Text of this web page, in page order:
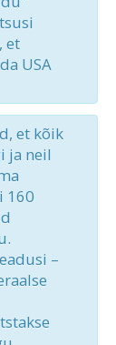
et
USA
et kõik
ja neil
160
–